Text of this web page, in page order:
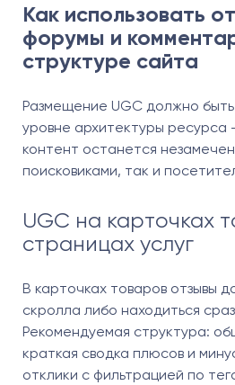
Как использовать
форумы и
структуре сайта
Размещение UGC должно
уровне архитектуры ресурса
контент останется
поисковиками, так и
UGC на карточках
страницах услуг
В карточках товаров отзывы
скролла либо находиться
Рекомендуемая структура:
краткая сводка плюсов и
отклики с фильтрацией по